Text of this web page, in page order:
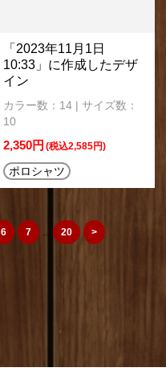
「2023年11月1日
10:33」に作成したデザ
イン
カラー数：14 | サイズ数：
10
2,350円 (税込2,585円)
ポロシャツ
6 7 ... 20 >